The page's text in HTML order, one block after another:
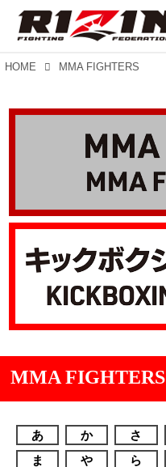
HOME MMA FIGHTERS
MMA FIGHTERS
あ か さ
ま
や ら